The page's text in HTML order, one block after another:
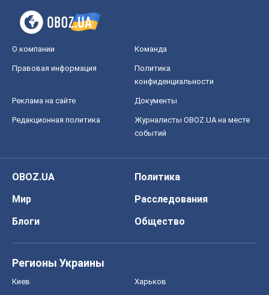
О компании Команда
Правовая информация
Политика
конфиденциальности
Реклама на сайте Документы
Редакционная политика
Журналисты OBOZ.UA на месте
событий
OBOZ.UA
Политика
Мир
Расследования
Блоги
Общество
Регионы Украины
Киев Харьков